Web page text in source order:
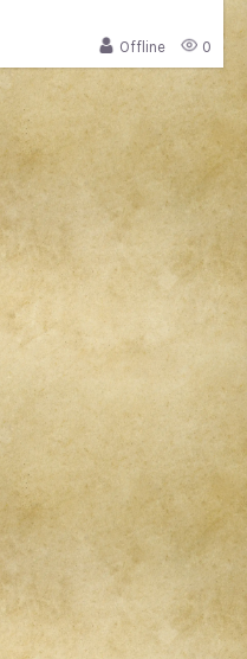
Offline
0